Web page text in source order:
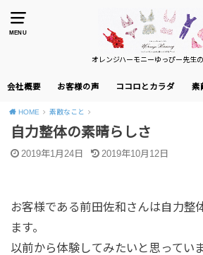
MENU
オレンジハーモニーゆっぴー先生
会社概要 お客様の声 ココロとカラダ 素
HOME 素敵なこと
自力整体の素晴らしさ
2019年1月24日 2019年10月12日
お客様である前田佐和さんは自力整
ます。
以前から体験してみたいと思ってい